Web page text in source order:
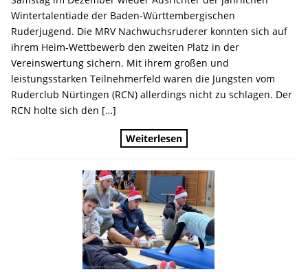
Wintertalentiade der Baden-Württembergischen
Ruderjugend. Die MRV Nachwuchsruderer konnten sich auf
ihrem Heim-Wettbewerb den zweiten Platz in der
Vereinswertung sichern. Mit ihrem großen und
leistungsstarken Teilnehmerfeld waren die Jüngsten vom
Ruderclub Nürtingen (RCN) allerdings nicht zu schlagen. Der
RCN holte sich den […]
Weiterlesen